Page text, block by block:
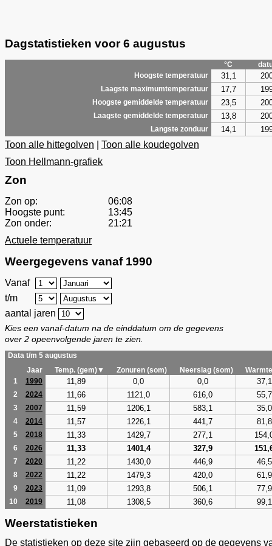
Dagstatistieken voor 6 augustus
°C
Hoogste temperatuur
31,1
Laagste maximumtemperatuur 17,7
Hoogste gemiddelde temperatuur 23,5
Laagste gemiddelde temperatuur 13,8
Langste zonduur 14,1
Toon alle hittegolven
Toon alle koudegolven
Toon Hellmann-grafiek
Zon
Zon op:
06:08
Hoogste punt:
13:45
Zon onder:
21:21
Actuele temperatuur
Weergegevens vanaf 1990
Vanaf
t/m
aantal jaren
Kies een vanaf-datum na de einddatum om de gegevens
over 2 opeenvolgende jaren te zien.
Data t/m 5 augustus
Jaar
Temp. (gem)▼ Zonuren (som) Neerslag (som)
1
1990 11,89 0,0 0,0 37,1
2 2024 11,66 1121,0 616,0 55,7
3 2007 11,59 1206,1 583,1 35,0
4 2014 11,57 1226,1 441,7 81,8
5 2018 11,33 1429,7 277,1
6 2026 11,33 1401,4 327,9
7 2020 11,22 1430,0 446,9 46,5
8 2022 11,22 1479,3 420,0 61,9
9 2023 11,09 1293,8 506,1 77,9
10 2019 11,08 1308,5 360,6 99,1
Weerstatistieken
De statistieken op deze site zijn gebaseerd op de gegevens